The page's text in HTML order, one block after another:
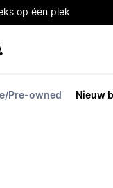
op één plek
Pre-owned Nieuw